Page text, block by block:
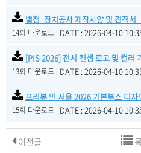
별첨_장치공사 제작사양 및 견적서
14회 다운로드 | DATE : 2026-04-10
[PIS 2026] 전시 컨셉 로고 및 컬러
13회 다운로드 | DATE : 2026-04-10
프리뷰 인 서울 2026 기본부스 디
15회 다운로드 | DATE : 2026-04-10
이전글